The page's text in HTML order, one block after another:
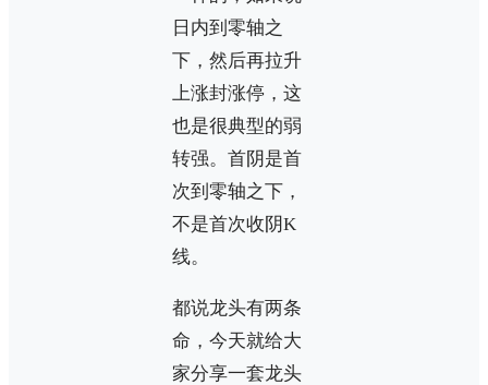
日内到零轴之
下，然后再拉升
上涨封涨停，这
也是很典型的弱
转强。首阴是首
次到零轴之下，
不是首次收阴K
线。
都说龙头有两条
命，今天就给大
家分享一套龙头